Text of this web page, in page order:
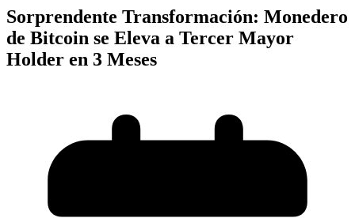
Sorprendente Transformación: Monedero
de Bitcoin se Eleva a Tercer Mayor
Holder en 3 Meses